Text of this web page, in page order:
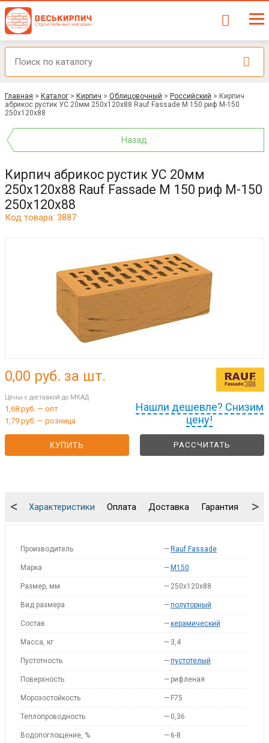
Главная > Каталог > Кирпич > Облицовочный > Российский > Кирпич
абрикос рустик УС 20мм 250x120x88 Rauf Fassade М 150 риф М-150
250x120x88
Назад
Кирпич абрикос рустик УС 20мм
250x120x88 Rauf Fassade М 150 риф М-150
250x120x88
Код товара: 3887
Нашли дешевле? Снизим
цену!
0,00 руб. за шт.
Цены с доставкой до МКАД
1,68 руб. — опт
1,79 руб. — розница
КУПИТЬ РАССЧИТАТЬ
Характеристики Оплата Доставка Гарантия
< >
Производитель — Rauf Fassade
Марка — M150
Размер, мм — 250x120x88
Вид размера —полуторный
Состав —керамический
Масса, кг — 3,4
Пустотность —пустотелый
Поверхность — рифленая
Морозостойкость — F75
Теплопроводность — 0,36
Водопоглощение, % — 6-8